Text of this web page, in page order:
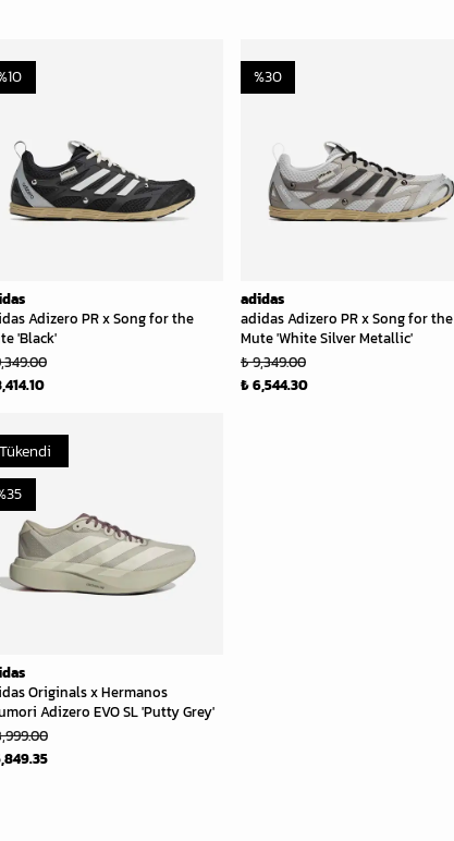
Adizero PR x Song for the
'Black'
10
adidas
adidas Adizero PR x Song for the
Mute 'White Silver Metallic'
%30
₺ 9,349.00
₺ 6,544.30
Tükendi
Originals x Hermanos
Adizero EVO SL 'Putty Grey'
35